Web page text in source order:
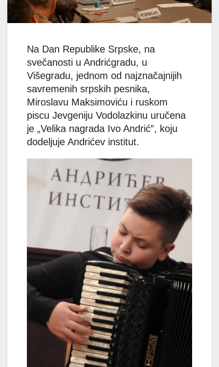
Na Dan Republike Srpske, na
svečanosti u Andrićgradu, u
Višegradu, jednom od najznačajnijih
savremenih srpskih pesnika,
Miroslavu Maksimoviću i ruskom
piscu Jevgeniju Vodolazkinu uručena
je „Velika nagrada Ivo Andrić”, koju
dodeljuje Andrićev institut.